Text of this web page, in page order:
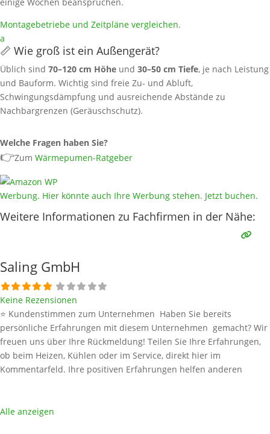
einige Wochen beanspruchen.
Montagebetriebe und Zeitpläne vergleichen.
a
📏 Wie groß ist ein Außengerät?
Üblich sind 70–120 cm Höhe und 30–50 cm Tiefe, je nach Leistung
und Bauform. Wichtig sind freie Zu‑ und Abluft,
Schwingungsdämpfung und ausreichende Abstände zu
Nachbargrenzen (Geräuschschutz).
Welche Fragen haben Sie?
👉Zum Wärmepumen-Ratgeber
Werbung. Hier könnte auch Ihre Werbung stehen. Jetzt buchen.
Weitere Informationen zu Fachfirmen in der Nähe:
Saling GmbH
Keine Rezensionen
⭐ Kundenstimmen zum Unternehmen Haben Sie bereits
persönliche Erfahrungen mit diesem Unternehmen gemacht? Wir
freuen uns über Ihre Rückmeldung! Teilen Sie Ihre Erfahrungen,
ob beim Heizen, Kühlen oder im Service, direkt hier im
Kommentarfeld. Ihre positiven Erfahrungen helfen anderen
und bleibenWeiterlesen …
Alle anzeigen